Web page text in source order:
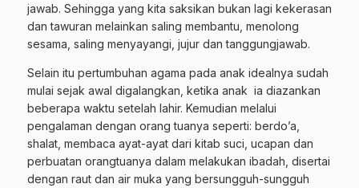
jawab. Sehingga yang kita saksikan bukan lagi kekerasan
dan tawuran melainkan saling membantu, menolong
sesama, saling menyayangi, jujur dan tanggungjawab.
Selain itu pertumbuhan agama pada anak idealnya sudah
mulai sejak awal digalangkan, ketika anak ia diazankan
beberapa waktu setelah lahir. Kemudian melalui
pengalaman dengan orang tuanya seperti: berdo’a,
shalat, membaca ayat-ayat dari kitab suci, ucapan dan
perbuatan orangtuanya dalam melakukan ibadah, disertai
dengan raut dan air muka yang bersungguh-sungguh